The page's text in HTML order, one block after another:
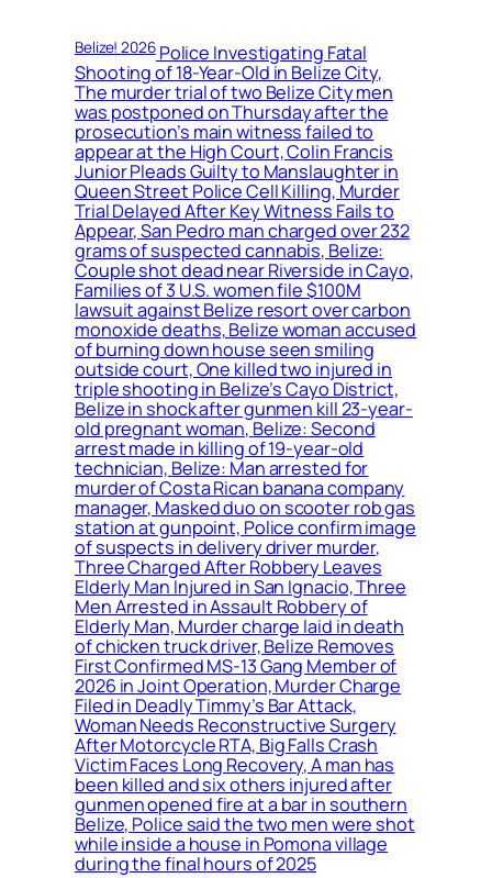
Belize! 2026Police Investigating Fatal
Shooting of 18-Year-Old in Belize City,
The murder trial of two Belize City men
was postponed on Thursday after the
prosecution’s main witness failed to
appear at the High Court, Colin Francis
Junior Pleads Guilty to Manslaughter in
Queen Street Police Cell Killing, Murder
Trial Delayed After Key Witness Fails to
Appear, San Pedro man charged over 232
grams of suspected cannabis, Belize:
Couple shot dead near Riverside in Cayo,
Families of 3 U.S. women file $100M
lawsuit against Belize resort over carbon
monoxide deaths, Belize woman accused
of burning down house seen smiling
outside court, One killed two injured in
triple shooting in Belize’s Cayo District,
Belize in shock after gunmen kill 23-year-
old pregnant woman, Belize: Second
arrest made in killing of 19-year-old
technician, Belize: Man arrested for
murder of Costa Rican banana company
manager, Masked duo on scooter rob gas
station at gunpoint, Police confirm image
of suspects in delivery driver murder,
Three Charged After Robbery Leaves
Elderly Man Injured in San Ignacio, Three
Men Arrested in Assault Robbery of
Elderly Man, Murder charge laid in death
of chicken truck driver, Belize Removes
First Confirmed MS-13 Gang Member of
2026 in Joint Operation, Murder Charge
Filed in Deadly Timmy’s Bar Attack,
Woman Needs Reconstructive Surgery
After Motorcycle RTA, Big Falls Crash
Victim Faces Long Recovery, A man has
been killed and six others injured after
gunmen opened fire at a bar in southern
Belize, Police said the two men were shot
while inside a house in Pomona village
during the final hours of 2025